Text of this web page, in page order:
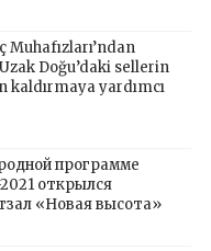
Muhafızları’ndan
Doğu’daki sellerin
kaldırmaya yardımcı
программе
открылся
«Новая высота»